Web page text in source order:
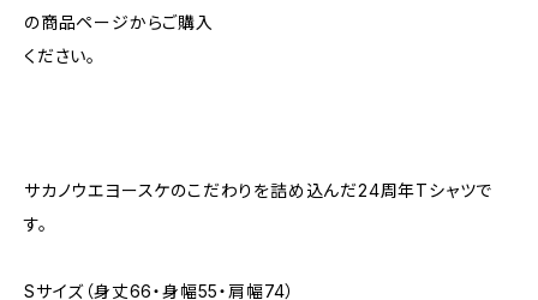
の商品ページからご購入
ください。
サカノウエヨースケのこだわりを詰め込んだ24周年Tシャツで
す。
Sサイズ（身丈66・身幅55・肩幅74）